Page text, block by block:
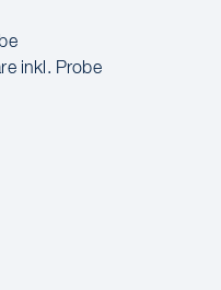
inkl. Probe